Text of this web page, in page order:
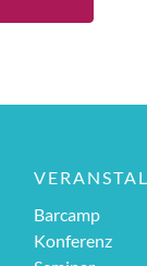
Barcamp
Konferenz